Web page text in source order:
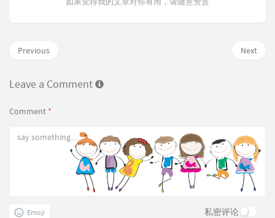
Next
Previous
Leave a Comment
Comment *
Emoji 私密评论